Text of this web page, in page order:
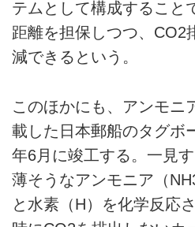
テムとして構成すること
距離を担保しつつ、CO2
減できるという。
このほかにも、アンモニ
載した日本郵船のタグボ
年6月に竣工する。一見
薄そうなアンモニア（
と水素（H）を化学反応